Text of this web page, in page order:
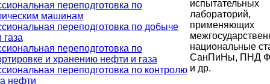
переподготовка по
машинам
переподготовка по добыче
переподготовка по
и хранению нефти и газа
переподготовка по контролю
нефти
испытательных
лабораторий,
применяющих
национальные
СанПиНы, ПНД
и др.